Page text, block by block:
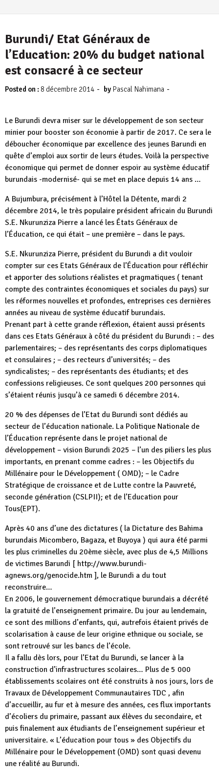
Burundi/ Etat Généraux de
l’Education: 20% du budget national
est consacré à ce secteur
Posted on : 8 décembre 2014 - by Pascal Nahimana -
Le Burundi devra miser sur le développement de son secteur
minier pour booster son économie à partir de 2017. Ce sera le
déboucher économique par excellence des jeunes Barundi en
quête d’emploi aux sortir de leurs études. Voilà la perspective
économique qui permet de donner espoir au système éducatif
burundais -modernisé- qui se met en place depuis 14 ans …
A Bujumbura, précisément à l’Hôtel la Détente, mardi 2
décembre 2014, le très populaire président africain du Burundi
S.E. Nkurunziza Pierre a lancé les États Généraux de
l’Éducation, ce qui était – une première – dans le pays.
S.E. Nkurunziza Pierre, président du Burundi a dit vouloir
compter sur ces Etats Généraux de l’Éducation pour réfléchir
et apporter des solutions réalistes et pragmatiques ( tenant
compte des contraintes économiques et sociales du pays) sur
les réformes nouvelles et profondes, entreprises ces dernières
années au niveau de système éducatif burundais.
Prenant part à cette grande réflexion, étaient aussi présents
dans ces Etats Généraux à côté du président du Burundi : – des
parlementaires; – des représentants des corps diplomatiques
et consulaires ; – des recteurs d’universités; – des
syndicalistes; – des représentants des étudiants; et des
confessions religieuses. Ce sont quelques 200 personnes qui
s’étaient réunis jusqu’à ce samedi 6 décembre 2014.
20 % des dépenses de l’Etat du Burundi sont dédiés au
secteur de l’éducation nationale. La Politique Nationale de
l’Éducation représente dans le projet national de
développement – vision Burundi 2025 – l’un des piliers les plus
importants, en prenant comme cadres : – les Objectifs du
Millénaire pour le Développement ( OMD); – le Cadre
Stratégique de croissance et de Lutte contre la Pauvreté,
seconde génération (CSLPII); et de l’Education pour
Tous(EPT).
Après 40 ans d’une des dictatures ( la Dictature des Bahima
burundais Micombero, Bagaza, et Buyoya ) qui aura été parmi
les plus criminelles du 20ème siècle, avec plus de 4,5 Millions
de victimes Barundi [ http://www.burundi-
agnews.org/genocide.htm ], le Burundi a du tout
reconstruire…
En 2006, le gouvernement démocratique burundais a décrété
la gratuité de l’enseignement primaire. Du jour au lendemain,
ce sont des millions d’enfants, qui, autrefois étaient privés de
scolarisation à cause de leur origine ethnique ou sociale, se
sont retrouvé sur les bancs de l’école.
Il a fallu dès lors, pour l’Etat du Burundi, se lancer à la
construction d’infrastructures scolaires… Plus de 5 000
établissements scolaires ont été construits à nos jours, lors de
Travaux de Développement Communautaires TDC , afin
d’accueillir, au fur et à mesure des années, ces flux importants
d’écoliers du primaire, passant aux élèves du secondaire, et
puis finalement aux étudiants de l’enseignement supérieur et
universitaire. « L’éducation pour tous » des Objectifs du
Millénaire pour le Développement (OMD) sont quasi devenu
une réalité au Burundi.